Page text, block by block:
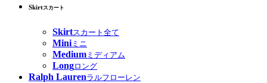
Skirtスカート
Skirtスカート全て
Miniミニ
Medium ミディアム
Longロング
Ralph Laurenラルフローレン